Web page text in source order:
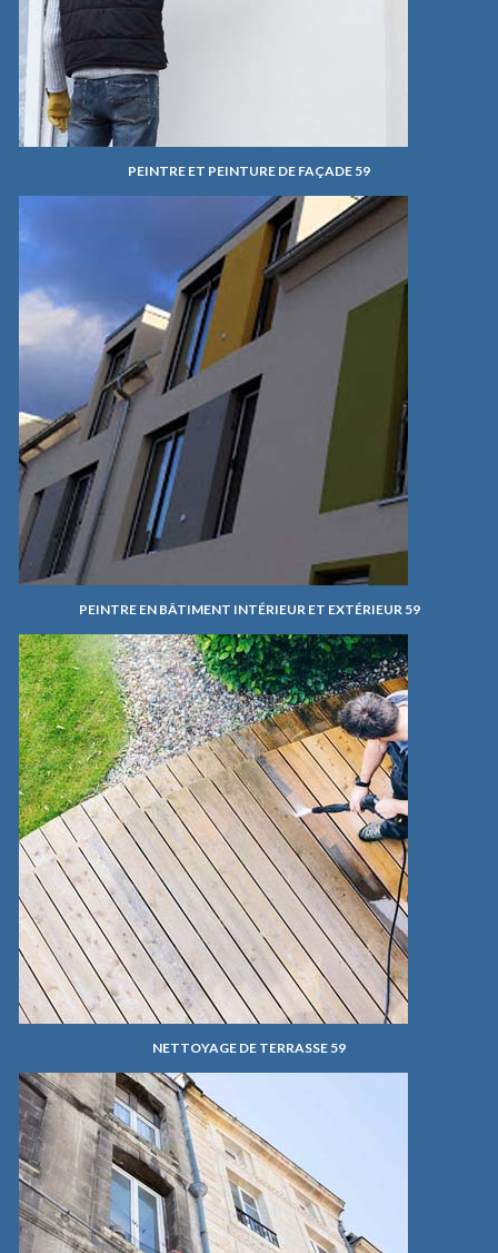
PEINTRE ET PEINTURE DE FAÇADE 59
PEINTRE EN BÂTIMENT INTÉRIEUR ET EXTÉRIEUR 59
NETTOYAGE DE TERRASSE 59